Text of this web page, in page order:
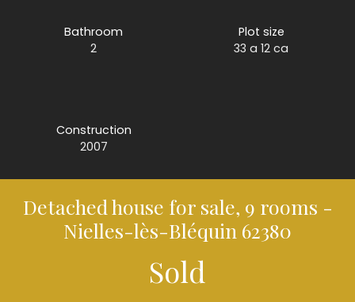
Bathroom
2
Plot size
33 a 12 ca
Construction
2007
Detached house for sale, 9 rooms -
Nielles-lès-Bléquin 62380
Sold